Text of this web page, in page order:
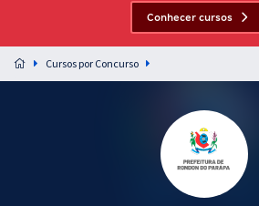
Preparação completa e intensiva para as principais
residências em saúde do Brasil
Conhecer cursos
Cursos por Concurso